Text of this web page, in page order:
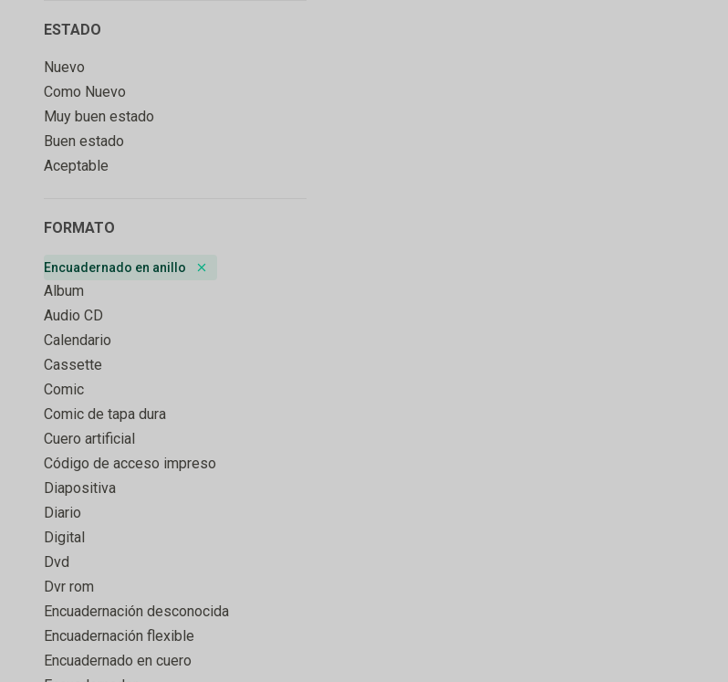
ESTADO
Nuevo
Como Nuevo
Muy buen estado
Buen estado
Aceptable
FORMATO
Encuadernado en anillo
Remove badge
Album
Audio CD
Calendario
Cassette
Comic
Comic de tapa dura
Cuero artificial
Código de acceso impreso
Diapositiva
Diario
Digital
Dvd
Dvr rom
Encuadernación desconocida
Encuadernación flexible
Encuadernado en cuero